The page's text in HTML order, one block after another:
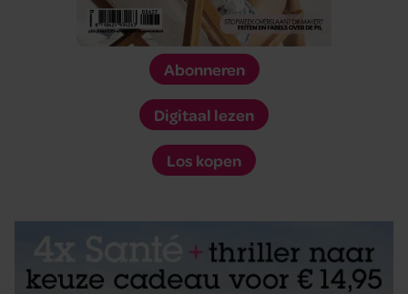
Abonneren
Digitaal lezen
Los kopen